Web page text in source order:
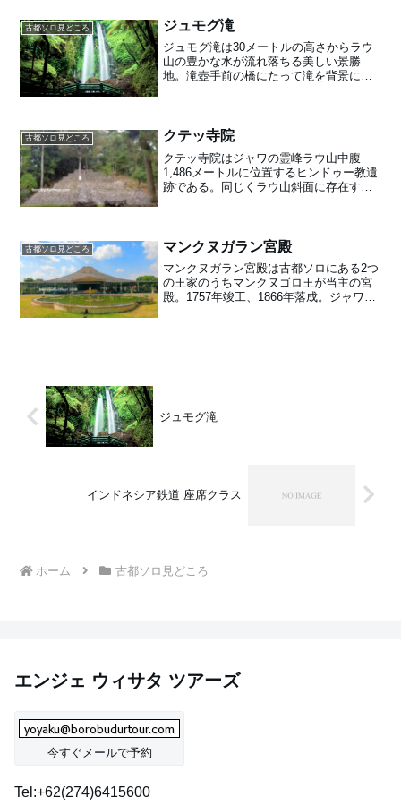
している。
古都ソロ見どころ ジュモグ滝
ジュモグ滝は30メートルの高さからラウ
山の豊かな水が流れ落ちる美しい景勝
地。滝壺手前の橋にたって滝を背景に映
ゆっくりできる。
古都ソロ見どころ クテッ寺院
クテッ寺院はジャワの霊峰ラウ山中腹
1,486メートルに位置するヒンドゥー教遺
跡である。同じくラウ山斜面に存在する
された。
古都ソロ見どころ マンクヌガラン宮殿
マンクヌガラン宮殿は古都ソロにある2つ
の王家のうちマンクヌゴロ王が当主の宮
殿。1757年竣工、1866年落成。ジャワ伝
ジュモグ滝
インドネシア鉄道 座席クラス
ホーム 古都ソロ見どころ
エンジェ ウィサタ ツアーズ
今すぐメールで予約
Tel:+62(274)6415600